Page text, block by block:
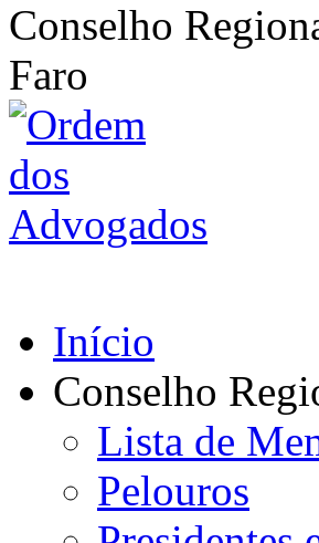
Conselho
Faro
Início
Conselho
Lista de
Pelouros